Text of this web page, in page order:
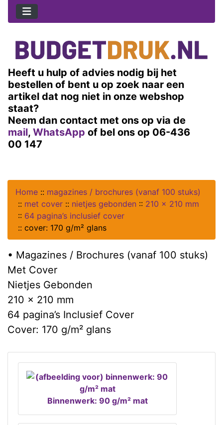
Heeft u hulp of advies nodig bij het
bestellen of bent u op zoek naar een
artikel dat nog niet in onze webshop
staat?
Neem dan contact met ons op via de
mail, WhatsApp of bel ons op 06-436
00 147
Home :: magazines / brochures (vanaf 100 stuks)
:: met cover :: nietjes gebonden :: 210 x 210 mm
:: 64 pagina’s inclusief cover
:: cover: 170 g/m² glans
• Magazines / Brochures (vanaf 100 stuks)
Met Cover
Nietjes Gebonden
210 x 210 mm
64 pagina’s Inclusief Cover
Cover: 170 g/m² glans
Binnenwerk: 90 g/m² mat